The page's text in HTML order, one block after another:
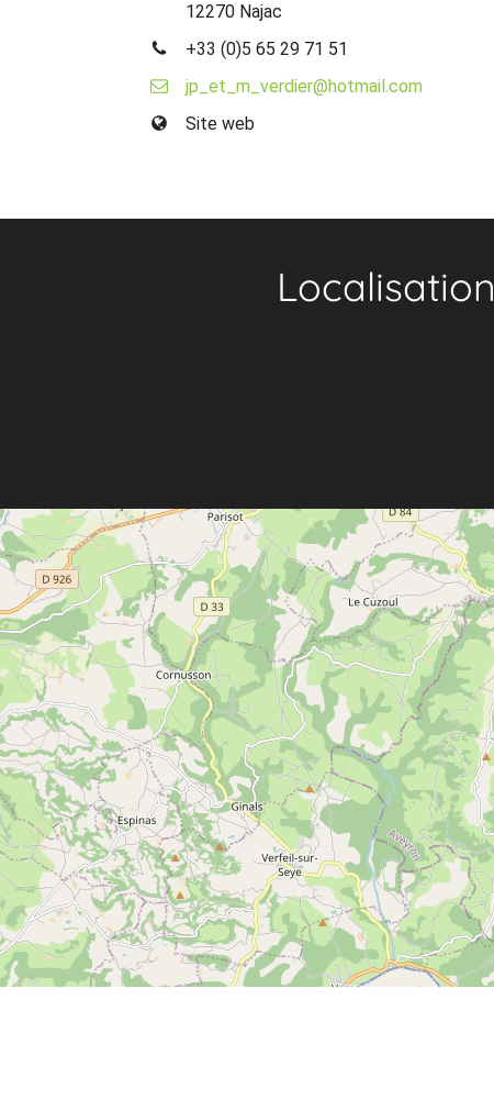
12270 Najac
+33 (0)5 65 29 71 51
jp_et_m_verdier@hotmail.com
Site web
Localisation